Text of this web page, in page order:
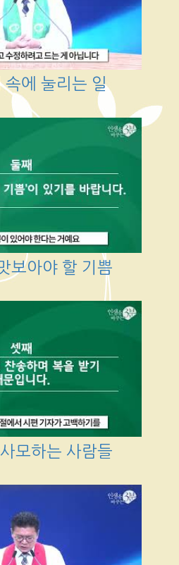
속에 눌리는 일
보아야 할 기쁨
모하는 사람들